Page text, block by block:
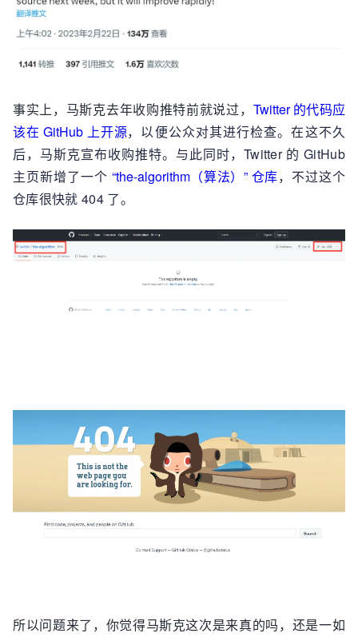
事实上，马斯克去年收购推特前就说过， Twitter 的代码应
该在 GitHub 上开源，以便公众对其进行检查。在这不久
后，马斯克宣布收购推特。与此同时，Twitter 的 GitHub
主页新增了一个 “the-algorithm（算法）” 仓库，不过这个
仓库很快就 404 了。
所以问题来了，你觉得马斯克这次是来真的吗，还是一如